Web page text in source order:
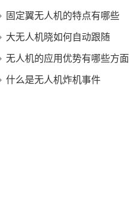
固定翼无人机的特点有哪些
大无人机晓如何自动跟随
无人机的应用优势有哪些方面
什么是无人机炸机事件